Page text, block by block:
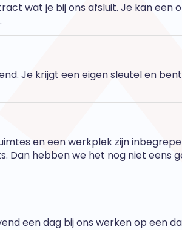
wat je bij ons afsluit. Je kan
Je krijgt een eigen sleutel en
en een werkplek zijn
Dan hebben we het nog niet eens
een dag bij ons werken op een